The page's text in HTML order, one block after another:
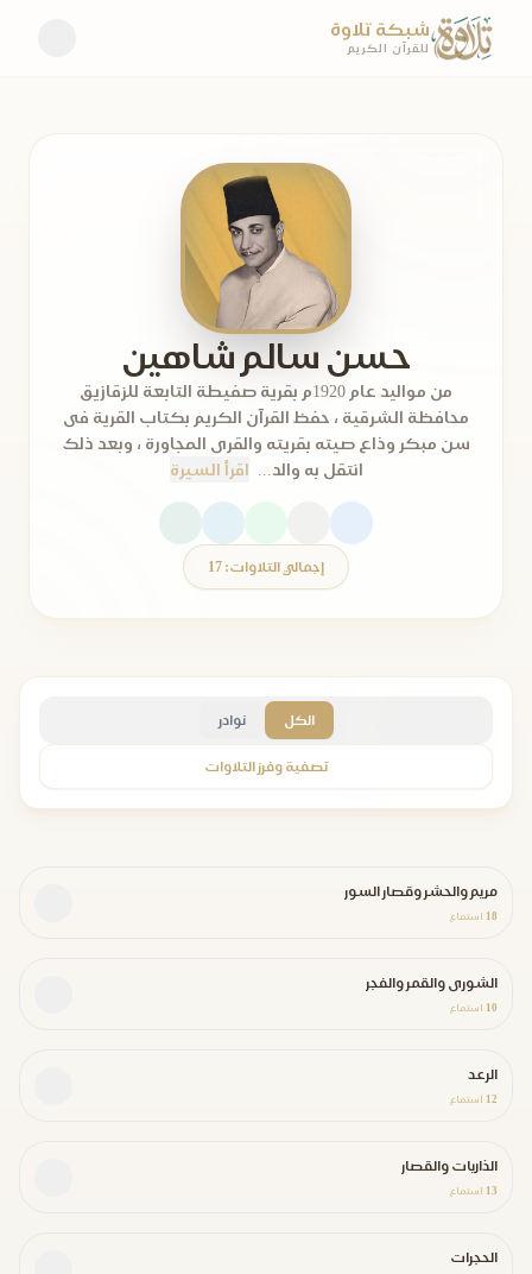
شبكة تلاوة
للقرآن الكريم
حسن سالم شاهين
من مواليد عام 1920م بقرية صفيطة التابعة للزقازيق
محافظة الشرقية ، حفظ القرآن الكريم بكتاب القرية فى
سن مبكر وذاع صيته بقريته والقرى المجاورة ، وبعد ذلك
انتقل به والد...
اقرأ السيرة
إجمالي التلاوات: 17
الكل نوادر
تصفية وفرز التلاوات
مريم والحشر وقصار السور
18 استماع
الشورى والقمر والفجر
10 استماع
الرعد
12 استماع
الذاريات والقصار
13 استماع
الحجرات